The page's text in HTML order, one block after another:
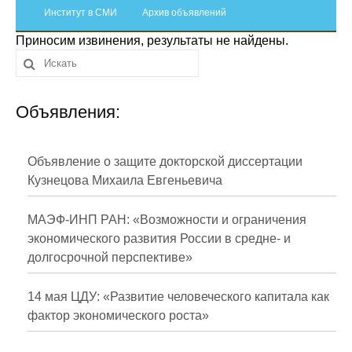
Отчетность
Противодействие коррупции
Материалы для СМИ
Публикации
Научная жизнь
Проблемы прогнозирования
О журнале
Номера журналов
Институт в СМИ Архив объявлений
Приносим извинения, результаты не найдены.
Объявления:
Объявление о защите докторской диссертации
Кузнецова Михаила Евгеньевича
МАЭФ-ИНП РАН: «Возможности и ограничения
экономического развития России в средне- и
долгосрочной перспективе»
14 мая ЦДУ: «Развитие человеческого капитала как
фактор экономического роста»